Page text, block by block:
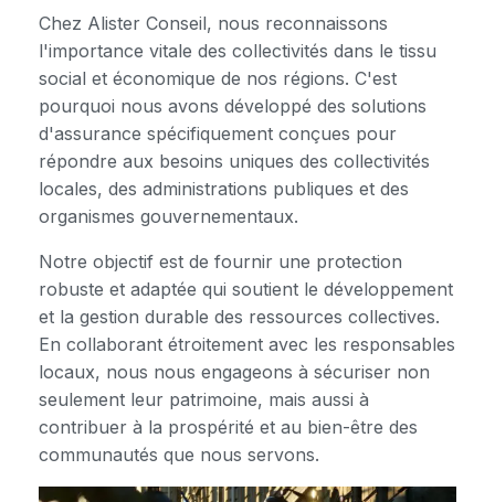
Chez Alister Conseil, nous reconnaissons
l'importance vitale des collectivités dans le tissu
social et économique de nos régions. C'est
pourquoi nous avons développé des solutions
d'assurance spécifiquement conçues pour
répondre aux besoins uniques des collectivités
locales, des administrations publiques et des
organismes gouvernementaux.
Notre objectif est de fournir une protection
robuste et adaptée qui soutient le développement
et la gestion durable des ressources collectives.
En collaborant étroitement avec les responsables
locaux, nous nous engageons à sécuriser non
seulement leur patrimoine, mais aussi à
contribuer à la prospérité et au bien-être des
communautés que nous servons.